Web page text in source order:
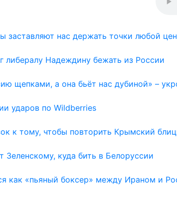
заставляют нас держать точки любой
либералу Надеждину бежать из России
щепками, а она бьёт нас дубиной» –
ударов по Wildberries
к тому, чтобы повторить Крымский
Зеленскому, куда бить в Белоруссии
как «пьяный боксер» между Ираном и